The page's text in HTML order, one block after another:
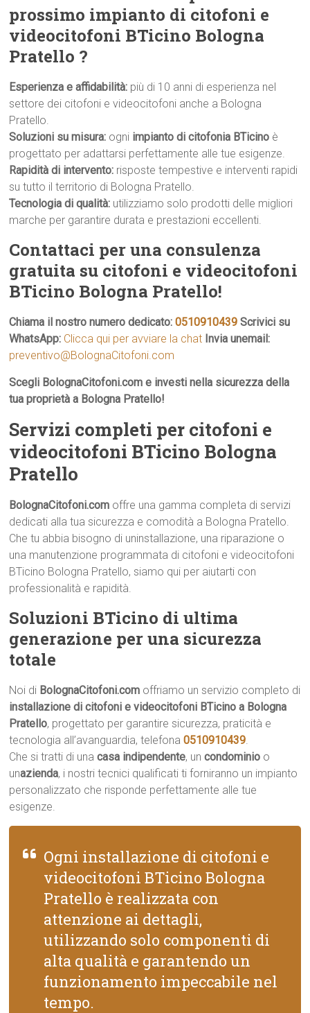
prossimo impianto di citofoni e
videocitofoni BTicino Bologna
Pratello ?
Esperienza e affidabilità: più di 10 anni di esperienza nel
settore dei citofoni e videocitofoni anche a Bologna
Pratello.
Soluzioni su misura: ogni impianto di citofonia BTicino è
progettato per adattarsi perfettamente alle tue esigenze.
Rapidità di intervento: risposte tempestive e interventi rapidi
su tutto il territorio di Bologna Pratello.
Tecnologia di qualità: utilizziamo solo prodotti delle migliori
marche per garantire durata e prestazioni eccellenti.
Contattaci per una consulenza
gratuita su citofoni e videocitofoni
BTicino Bologna Pratello!
Chiama il nostro numero dedicato:0510910439 Scrivici su
WhatsApp: Clicca qui per avviare la chat Invia unemail:
preventivo@BolognaCitofoni.com
Scegli BolognaCitofoni.com e investi nella sicurezza della
tua proprietà a Bologna Pratello!
Servizi completi per citofoni e
videocitofoni BTicino Bologna
Pratello
BolognaCitofoni.com offre una gamma completa di servizi
dedicati alla tua sicurezza e comodità a Bologna Pratello.
Che tu abbia bisogno di uninstallazione, una riparazione o
una manutenzione programmata di citofoni e videocitofoni
BTicino Bologna Pratello, siamo qui per aiutarti con
professionalità e rapidità.
Soluzioni BTicino di ultima
generazione per una sicurezza
totale
Noi di BolognaCitofoni.com offriamo un servizio completo di
installazione di citofoni e videocitofoni BTicino a Bologna
Pratello, progettato per garantire sicurezza, praticità e
tecnologia all’avanguardia, telefona0510910439.
Che si tratti di unacasa indipendente, uncondominio o
unazienda, i nostri tecnici qualificati ti forniranno un impianto
personalizzato che risponde perfettamente alle tue
esigenze.
Ogni installazione di citofoni e
videocitofoni BTicino Bologna
Pratello è realizzata con
attenzione ai dettagli,
utilizzando solo componenti di
alta qualità e garantendo un
funzionamento impeccabile nel
tempo.